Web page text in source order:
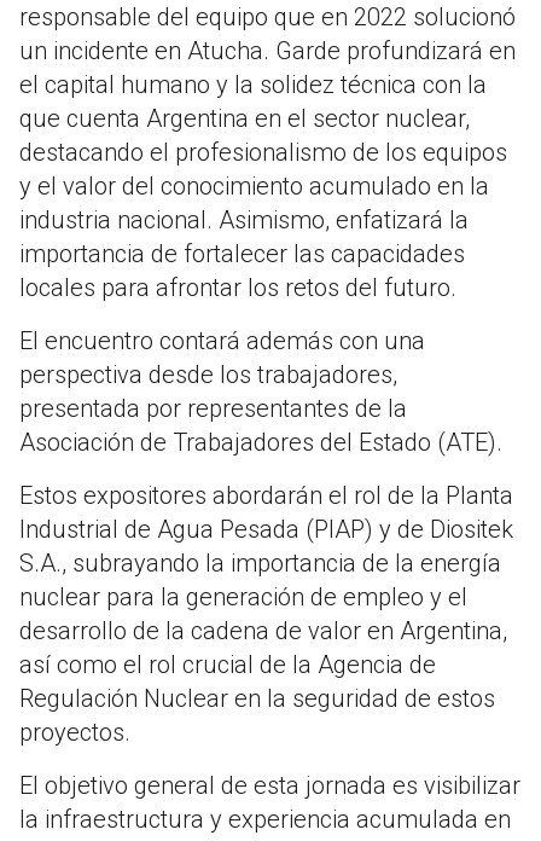
responsable del equipo que en 2022 solucionó
un incidente en Atucha. Garde profundizará en
el capital humano y la solidez técnica con la
que cuenta Argentina en el sector nuclear,
destacando el profesionalismo de los equipos
y el valor del conocimiento acumulado en la
industria nacional. Asimismo, enfatizará la
importancia de fortalecer las capacidades
locales para afrontar los retos del futuro.
El encuentro contará además con una
perspectiva desde los trabajadores,
presentada por representantes de la
Asociación de Trabajadores del Estado (ATE).
Estos expositores abordarán el rol de la Planta
Industrial de Agua Pesada (PIAP) y de Diositek
S.A., subrayando la importancia de la energía
nuclear para la generación de empleo y el
desarrollo de la cadena de valor en Argentina,
así como el rol crucial de la Agencia de
Regulación Nuclear en la seguridad de estos
proyectos.
El objetivo general de esta jornada es visibilizar
la infraestructura y experiencia acumulada en